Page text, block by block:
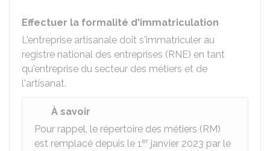
Effectuer la formalité d'immatriculation
L'entreprise artisanale doit s'immatriculer au
registre national des entreprises (RNE) en tant
qu'entreprise du secteur des métiers et de
l'artisanat.
À savoir
Pour rappel, le répertoire des métiers (RM)
est remplacé depuis le 1er janvier 2023 par le